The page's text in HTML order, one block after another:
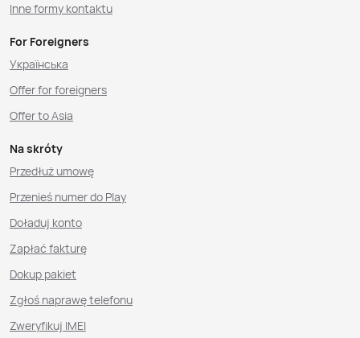
Inne formy kontaktu
For Foreigners
Українська
Offer for foreigners
Offer to Asia
Na skróty
Przedłuż umowę
Przenieś numer do Play
Doładuj konto
Zapłać fakturę
Dokup pakiet
Zgłoś naprawę telefonu
Zweryfikuj IMEI